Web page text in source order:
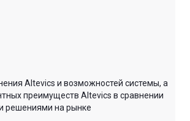
Altevics и возможностей системы, а
преимуществ Altevics в сравнении
решениями на рынке